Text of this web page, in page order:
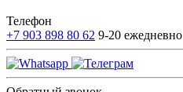
Телефон
+7 903 898 80 62 9-20 ежедневно